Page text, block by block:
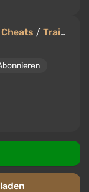
Cheats / Trainer